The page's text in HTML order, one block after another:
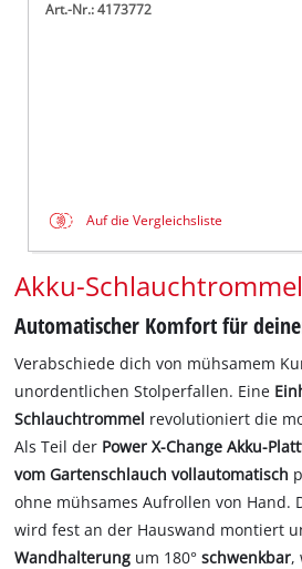
Art.-Nr.: 4173772
Auf die Vergleichsliste
Akku-
Automatischer Komfort für
Verabschiede dich von mühsamem
unordentlichen Stolperfallen. Eine
Schlauchtrommel revolutioniert die
Als Teil der Power X-Change Akku-
vom Gartenschlauch vollautomatisch
ohne mühsames Aufrollen von Hand.
wird fest an der Hauswand montiert
Wandhalterung um 180°schwenkbar,